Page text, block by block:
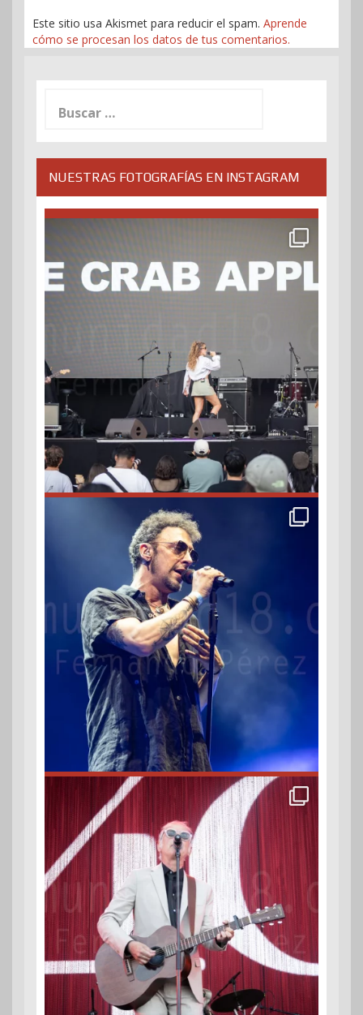
Este sitio usa Akismet para reducir el spam. Aprende
cómo se procesan los datos de tus comentarios.
NUESTRAS FOTOGRAFÍAS EN INSTAGRAM